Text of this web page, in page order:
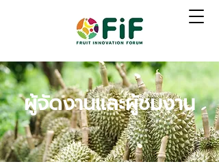
ผู้จัดงานและผู้ชมงาน